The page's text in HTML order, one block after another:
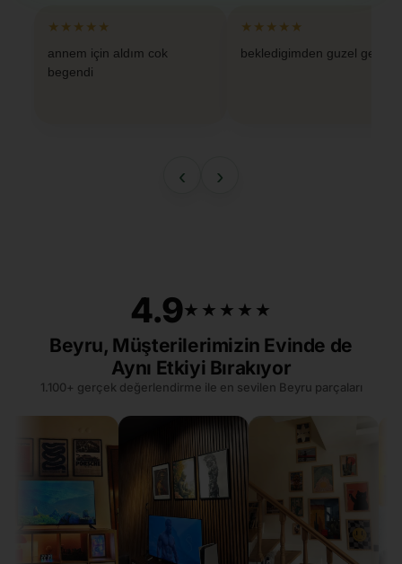
★★★★★
annem için aldım cok
begendi
★★★★★
bekledigimden guzel geldi
‹ ›
4.9★★★★★
★★★★★
Beyru, Müşterilerimizin Evinde de
Aynı Etkiyi Bırakıyor
1.100+ gerçek değerlendirme ile en sevilen Beyru parçaları